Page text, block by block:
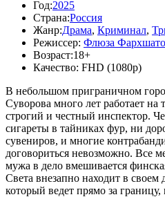
Год:2025
Страна:Россия
Жанр:Драма, Криминал,
Режиссер: Флюза
Возраст:18+
Качество: FHD (1080p)
В небольшом приграничном
Суворова много лет работает на
строгий и честный инспектор.
сигареты в тайниках фур, ни
сувениров, и многие
договориться невозможно. Все
мужа в дело вмешивается
Света внезапно находит в своем
который ведет прямо за